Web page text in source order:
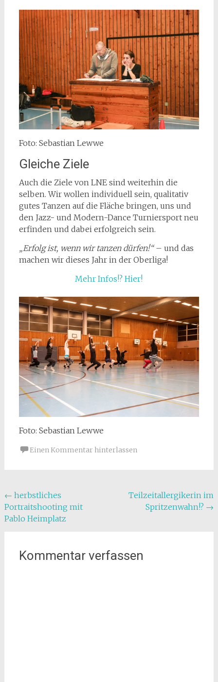
Foto: Sebastian Lewwe
Gleiche Ziele
Auch die Ziele von LNE sind weiterhin die
selben. Wir wollen individuell sein, qualitativ
gutes Tanzen auf die Fläche bringen, uns und
den Jazz- und Modern-Dance Turniersport neu
erfinden und dabei erfolgreich sein.
„Erfolg ist, wenn wir tanzen dürfen!“– und das
machen wir dieses Jahr in der Oberliga!
Mehr Infos!? Hier!
Foto: Sebastian Lewwe
Einen Kommentar hinterlassen
Beitragsnavigation
← herbstliches
Portraitshooting mit
Pablo Heimplatz
Teilzeitallergikerin im
Spritzenwahn!? →
Kommentar verfassen